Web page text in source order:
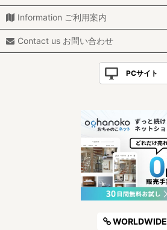
Information ご利用案内
Contact us お問い合わせ
PCサイト
WORLDWIDE